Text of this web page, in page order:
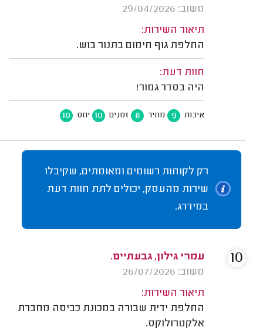
משוב: 29/04/2026
תיאור השירות:
החלפת גוף חימום בתנור בוש.
חוות דעת:
היה בסדר גמור!
איכות 9 מחיר 8 זמנים 10 יחס 10
רק לקוחות רשומים ומאומתים, שקיבלו
שירות מהעסק, יכולים לתת חוות דעת
במידרג.
עמרי גילון, גבעתיים.
משוב: 26/07/2026
תיאור השירות:
החלפת ידית שבורה במכונת כביסה מחברת
אלקטרולוקס.
10